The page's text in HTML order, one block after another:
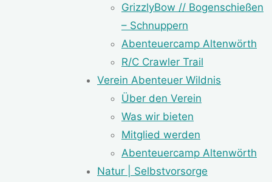
GrizzlyBow // Bogenschießen
– Schnuppern
Abenteuercamp Altenwörth
R/C Crawler Trail
Verein Abenteuer Wildnis
Über den Verein
Was wir bieten
Mitglied werden
Abenteuercamp Altenwörth
Natur | Selbstvorsorge